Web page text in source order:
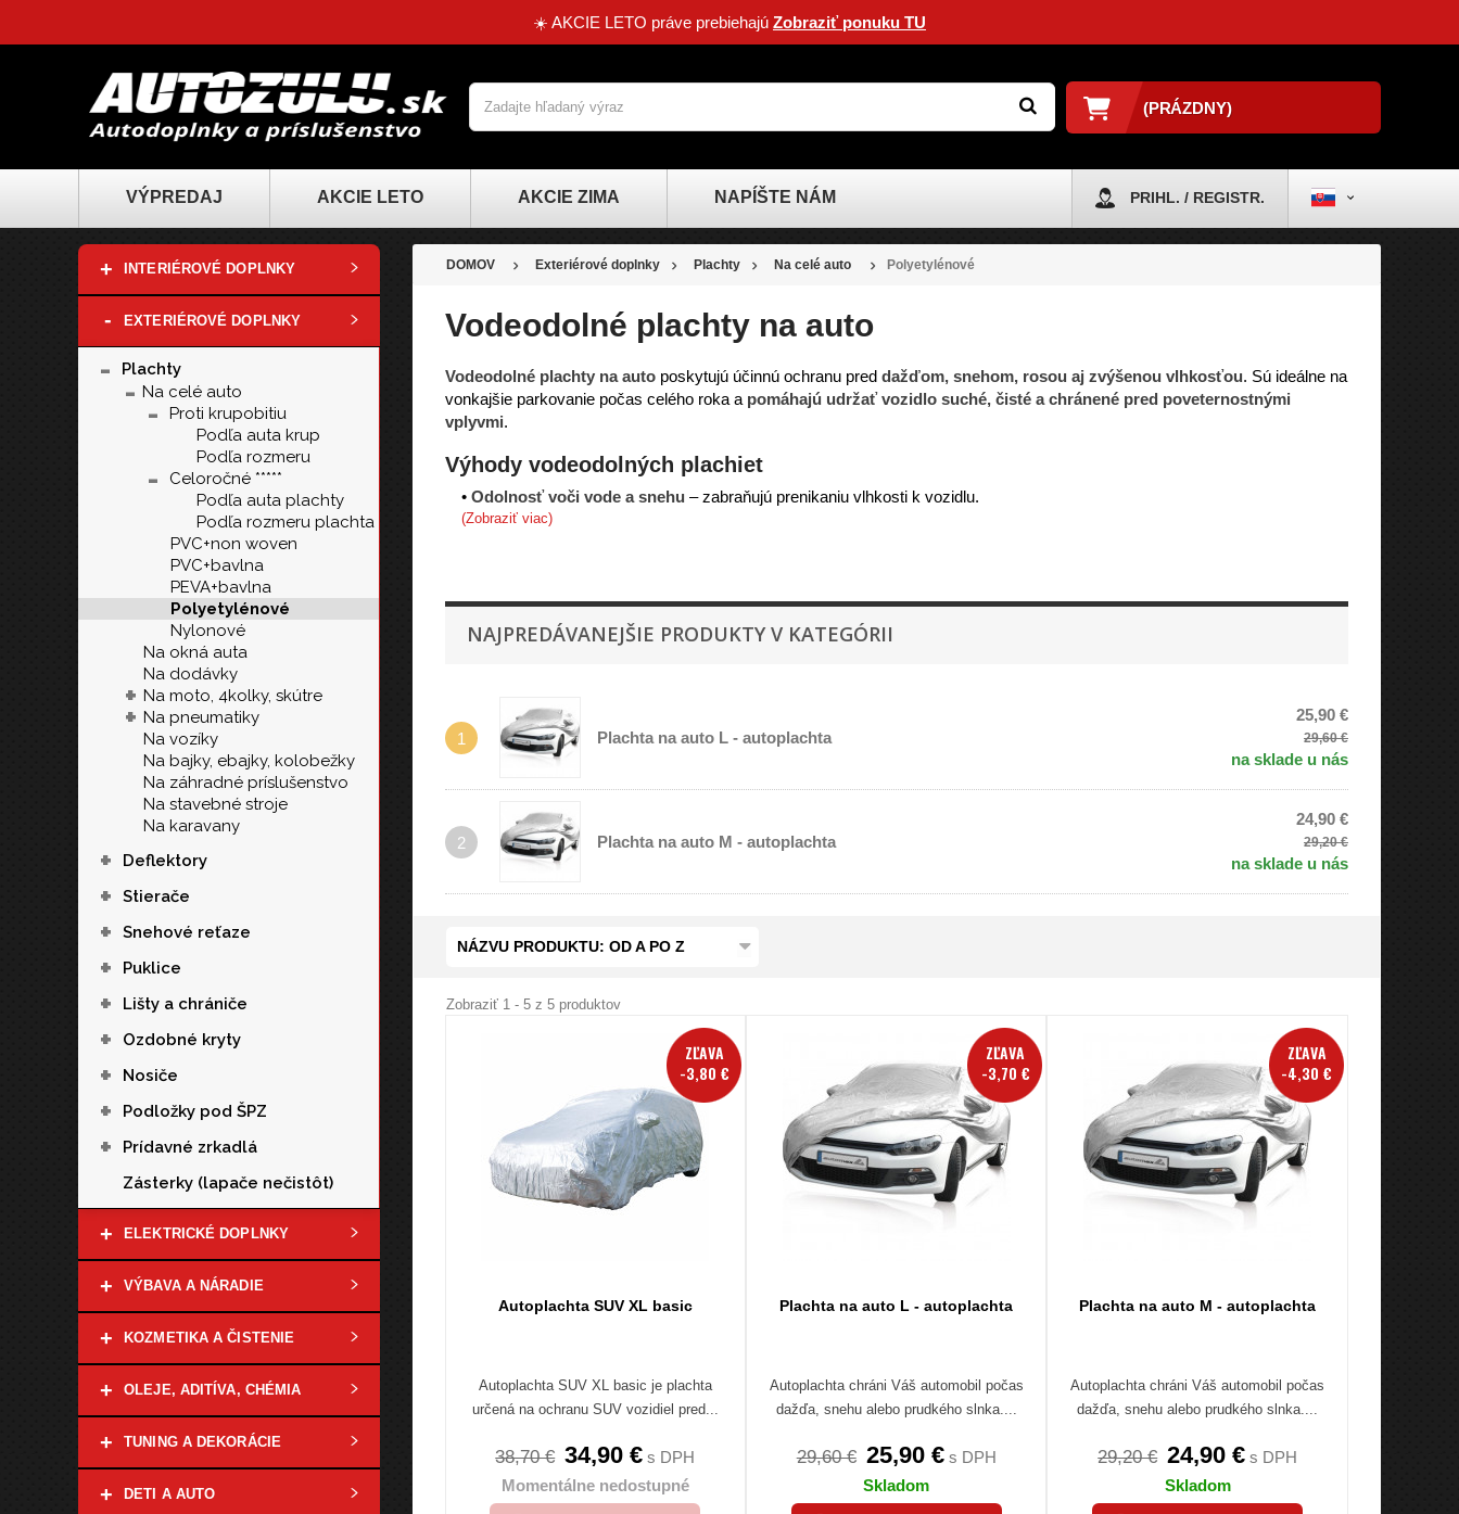
☀️ AKCIE LETO práve prebiehajú Zobraziť ponuku TU
(PRÁZDNY)
VÝPREDAJ AKCIE LETO AKCIE ZIMA NAPÍŠTE NÁM PRIHL. / REGISTR.
+ INTERIÉROVÉ DOPLNKY
- EXTERIÉROVÉ DOPLNKY
- Plachty
- Na celé auto
-
Proti krupobitiu
Podľa auta krup
Podľa rozmeru
-
Celoročné *****
Podľa auta plachty
Podľa rozmeru plachta
PVC+non woven
PVC+bavlna
PEVA+bavlna
Polyetylénové
Nylonové
Na okná auta
Na dodávky
+ Na moto, 4kolky, skútre
+ Na pneumatiky
Na vozíky
Na bajky, ebajky, kolobežky
Na záhradné príslušenstvo
Na stavebné stroje
Na karavany
+ Deflektory
+ Stierače
+ Snehové reťaze
+ Puklice
+ Lišty a chrániče
+ Ozdobné kryty
+ Nosiče
+ Podložky pod ŠPZ
+
Prídavné zrkadlá
Zásterky (lapače nečistôt)
+ ELEKTRICKÉ DOPLNKY
+ VÝBAVA A NÁRADIE
+ KOZMETIKA A ČISTENIE
+ OLEJE, ADITÍVA, CHÉMIA
+ TUNING A DEKORÁCIE
+ DETI A AUTO
DOMOV Exteriérové doplnky Plachty Na celé auto Polyetylénové
Vodeodolné plachty na auto
Vodeodolné plachty na autoposkytujú účinnú ochranu pred dažďom, snehom, rosou aj zvýšenou vlhkosťou. Sú ideálne na
vonkajšie parkovanie počas celého roka a pomáhajú udržať vozidlo suché, čisté a chránené pred poveternostnými
vplyvmi.
Výhody vodeodolných plachiet
• Odolnosť voči vode a snehu – zabraňujú prenikaniu vlhkosti k vozidlu.
(Zobraziť viac)
NAJPREDÁVANEJŠIE PRODUKTY V KATEGÓRII
1 Plachta na auto L - autoplachta
25,90 €
29,60 €
na sklade u nás
2 Plachta na auto M - autoplachta
24,90 €
29,20 €
na sklade u nás
NÁZVU PRODUKTU: OD A PO Z
Zobraziť 1 - 5 z 5 produktov
ZĽAVA
-3,80 €
Autoplachta SUV XL basic
Autoplachta SUV XL basic je plachta
určená na ochranu SUV vozidiel pred...
38,70 € 34,90 € s DPH
Momentálne nedostupné
ZĽAVA
-3,70 €
Plachta na auto L - autoplachta
Autoplachta chráni Váš automobil počas
dažďa, snehu alebo prudkého slnka....
29,60 € 25,90 €s DPH
Skladom
ZĽAVA
-4,30 €
Plachta na auto M - autoplachta
Autoplachta chráni Váš automobil počas
dažďa, snehu alebo prudkého slnka....
29,20 € 24,90 € s DPH
Skladom